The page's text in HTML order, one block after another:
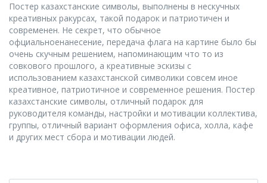
Постер казахстанские символы, выполнены в нескучных
креативных ракурсах, такой подарок и патриотичен и
современен. Не секрет, что обычное
офциальноенанесение, передача флага на картине было бы
очень скучным решением, напоминающим что то из
совкового прошлого, а креативные эскизы с
использованием казахстанской символики совсем иное
креативное, патриотичное и современное решения. Постер
казахстанские символы, отличный подарок для
руководителя команды, настройки и мотивации коллектива,
группы, отличный вариант оформления офиса, холла, кафе
и других мест сбора и мотивации людей.